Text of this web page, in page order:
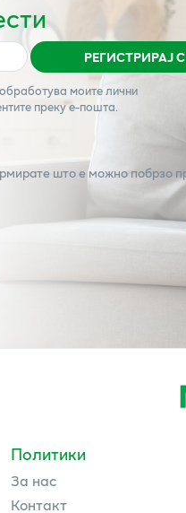
РЕГИСТРИРАЈ
моите лични
преку е-пошта.
што е можно побрзо
Политики
За нас
Контакт